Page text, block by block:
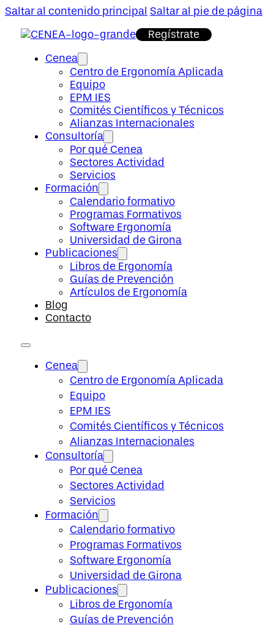
Saltar al contenido principal Saltar al pie de página
Regístrate
Cenea
Centro de Ergonomía Aplicada
Equipo
EPM IES
Comités Científicos y Técnicos
Alianzas Internacionales
Consultoría
Por qué Cenea
Sectores Actividad
Servicios
Formación
Calendario formativo
Programas Formativos
Software Ergonomía
Universidad de Girona
Publicaciones
Libros de Ergonomía
Guías de Prevención
Artículos de Ergonomía
Blog
Contacto
Cenea
Centro de Ergonomía Aplicada
Equipo
EPM IES
Comités Científicos y Técnicos
Alianzas Internacionales
Consultoría
Por qué Cenea
Sectores Actividad
Servicios
Formación
Calendario formativo
Programas Formativos
Software Ergonomía
Universidad de Girona
Publicaciones
Libros de Ergonomía
Guías de Prevención